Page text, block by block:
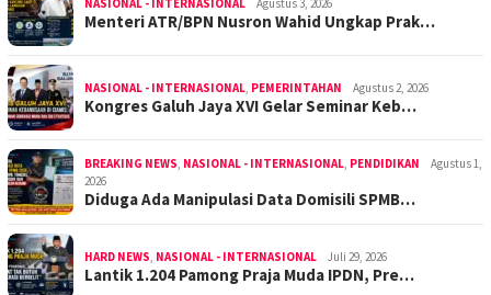
Menteri ATR/BPN Nusron Wahid Ungkap Prak…
NASIONAL - INTERNASIONAL PEMERINTAHAN Agustus 2, 2026
Kongres Galuh Jaya XVI Gelar Seminar Keb…
BREAKING NEWS NASIONAL - INTERNASIONAL PENDIDIKAN
Agustus 1,
2026
Diduga Ada Manipulasi Data Domisili SPMB…
HARD NEWS NASIONAL - INTERNASIONAL Juli 29, 2026
Lantik 1.204 Pamong Praja Muda IPDN, Pre…